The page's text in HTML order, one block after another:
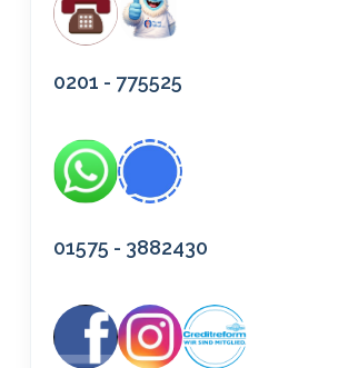
0201 - 775525
01575 - 3882430